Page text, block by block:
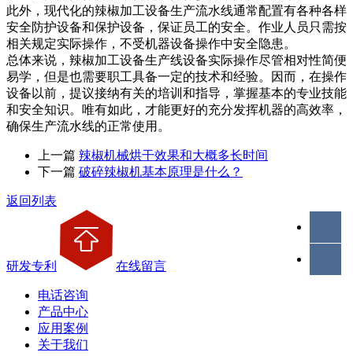
此外，现代化的辣椒加工设备生产流水线通常配置有各种各样
安全防护设备和保护设备，保证员工的安全。作业人员只需按
相关规定实际操作，不受机器设备操作中安全隐患。
总体来说，辣椒加工设备生产线设备实际操作尽管相对性简便
易学，但是也需要职工具备一定的技术和经验。因而，在操作
设备以前，提议接纳有关的培训和指导，掌握基本的专业技能
和安全知识。唯有如此，才能更好的充分发挥机器的高效率，
确保生产流水线的正常使用。
上一篇 辣椒机械烘干效果和大概多长时间
下一篇 破碎辣椒机基本原理是什么？
返回列表
研发专利 在线留言
电话咨询
产品中心
应用案例
关于我们